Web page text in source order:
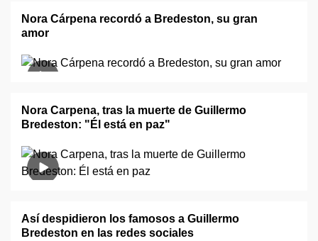
Nora Cárpena recordó a Bredeston, su gran
amor
Nora Carpena, tras la muerte de Guillermo
Bredeston: "Él está en paz"
Así despidieron los famosos a Guillermo
Bredeston en las redes sociales